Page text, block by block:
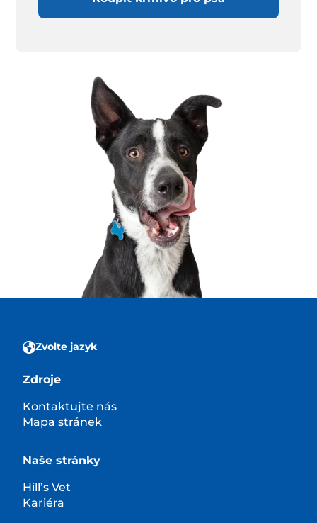
Zvolte jazyk
Zdroje
Kontaktujte nás
Mapa stránek
Naše stránky
Hill’s Vet
Kariéra